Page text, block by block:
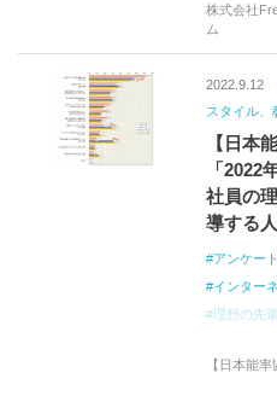
インター
株式会社
ム
2022.9.12
スタイル、
【日本
「2022
社員の
導する
アンケー
インター
理想の先輩
寮より質
【日本能